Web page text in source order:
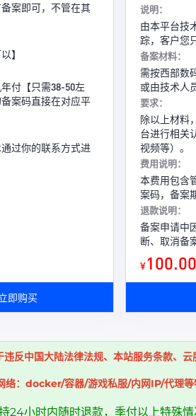
案即可，不管在其
】
付【只需38-50左
案码直接在对应平
过你的联系方式进
即购买
说明：
由本平台技
踪，客户您
备案材料：
需按西部数
或由技术人
要求：
除以上材料
台进行相关
视频等）。
费用说明：
本费用包含
案码，备案
退款说明：
备案申请中
断、取消备
¥100.00
反中国大陆法律法规、本站服务条款、
：docker/容器/游戏私服/内网IP/代理等
24小时内随时退款，季付以上特殊